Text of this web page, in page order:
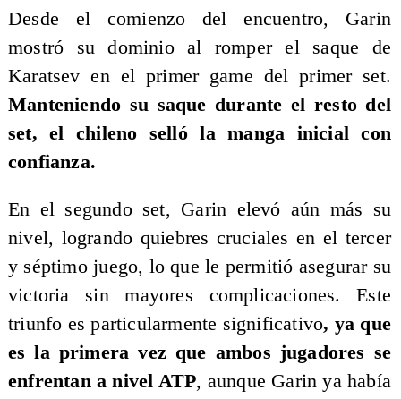
Desde el comienzo del encuentro, Garin
mostró su dominio al romper el saque de
Karatsev en el primer game del primer set.
Manteniendo su saque durante el resto del
set, el chileno selló la manga inicial con
confianza.
En el segundo set, Garin elevó aún más su
nivel, logrando quiebres cruciales en el tercer
y séptimo juego, lo que le permitió asegurar su
victoria sin mayores complicaciones. Este
triunfo es particularmente significativo, ya que
es la primera vez que ambos jugadores se
enfrentan a nivel ATP, aunque Garin ya había